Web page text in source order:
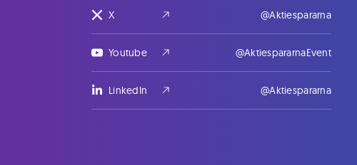
X @Aktiespararna
Youtube @AktiespararnaEvent
LinkedIn @Aktiespararna